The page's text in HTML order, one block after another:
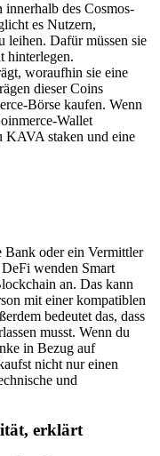
des Cosmos-
es Nutzern,
Dafür müssen sie
hinterlegen.
woraufhin sie eine
dieser Coins
Börse kaufen. Wenn
Wallet
KAVA staken und eine
Bank oder ein Vermittler
wenden Smart
an. Das kann
mit einer kompatiblen
bedeutet das, dass
musst. Wenn du
in Bezug auf
nicht nur einen
und
erklärt